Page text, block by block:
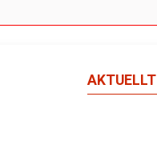
AKTUELLT